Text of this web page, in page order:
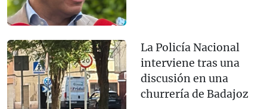
La Policía Nacional
interviene tras una
discusión en una
churrería de Badajoz